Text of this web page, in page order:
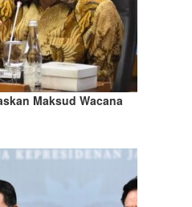
Maksud Wacana